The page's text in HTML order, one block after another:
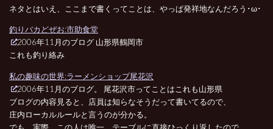
ネタとはいえ、ここまで書くってことは、やっぱ発祥地なんだろう･ω･
釣りバカどぜお:市助食堂
2006年11月のブログ 山形県鶴岡市
これも釣り絡み
私の趣味の世界:ラーメンショップ尾花沢
2006年11月のブログ。 尾花沢市ってことはこれも山形県
ブログの内容見ると、店員は知らなそうだって書いてるので、
庄内ローカルルールと言うのが分かる。
でも、実際、この人は唯一、テーブルに直接ひっくり返したので